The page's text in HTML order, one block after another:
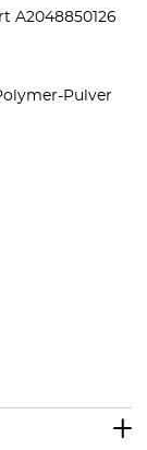
A2048850126
Pulver